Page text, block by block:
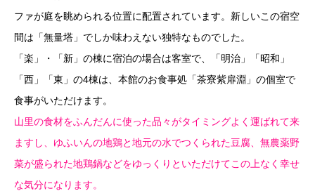
ファが庭を眺められる位置に配置されています。新しいこの宿空
間は「無量塔」でしか味わえない独特なものでした。
「楽」・「新」の棟に宿泊の場合は客室で、「明治」「昭和」
「西」「東」の4棟は、本館のお食事処「茶寮紫扉淵」の個室で
食事がいただけます。
山里の食材をふんだんに使った品々がタイミングよく運ばれて来
ますし、ゆふいんの地鶏と地元の水でつくられた豆腐、無農薬野
菜が盛られた地鶏鍋などをゆっくりといただけてこの上なく幸せ
な気分になります。